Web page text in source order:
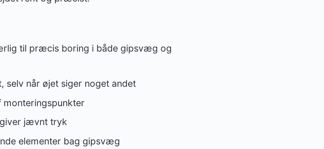
til præcis boring i både gipsvæg og
når øjet siger noget andet
jævnt tryk
elementer bag gipsvæg